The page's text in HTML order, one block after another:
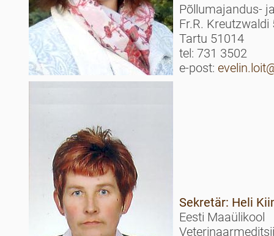
Põllumajandus-
Fr.R. Kreutzwaldi
Tartu 51014
tel: 731 3502
e-post:
Sekretär: Heli
Eesti Maaülikool